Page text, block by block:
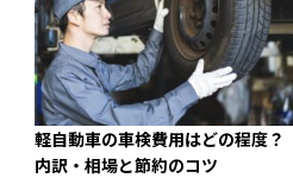
軽自動車の車検費用はどの程度？
内訳・相場と節約のコツ